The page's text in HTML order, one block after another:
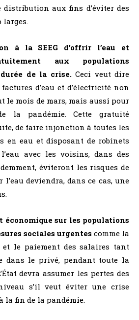
distribution aux fins d’éviter des
larges.
à la SEEG d’offrir l’eau et
aux populations
de la crise. Ceci veut dire
d’eau et d’électricité non
le mois de mars, mais aussi pour
la pandémie. Cette gratuité
de faire injonction à toutes les
en eau et disposant de robinets
avec les voisins, dans des
éviteront les risques de
deviendra, dans ce cas, une
économique sur les populations
sociales urgentes comme la
le paiement des salaires tant
dans le privé, pendant toute la
devra assumer les pertes des
s’il veut éviter une crise
la fin de la pandémie.